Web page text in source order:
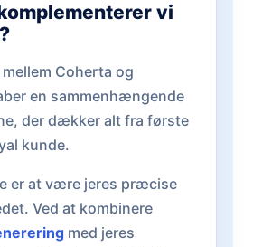
vi
Coherta og
en sammenhængende
der dækker alt fra første
kunde.
er at være jeres præcise
Ved at kombinere
med jeres